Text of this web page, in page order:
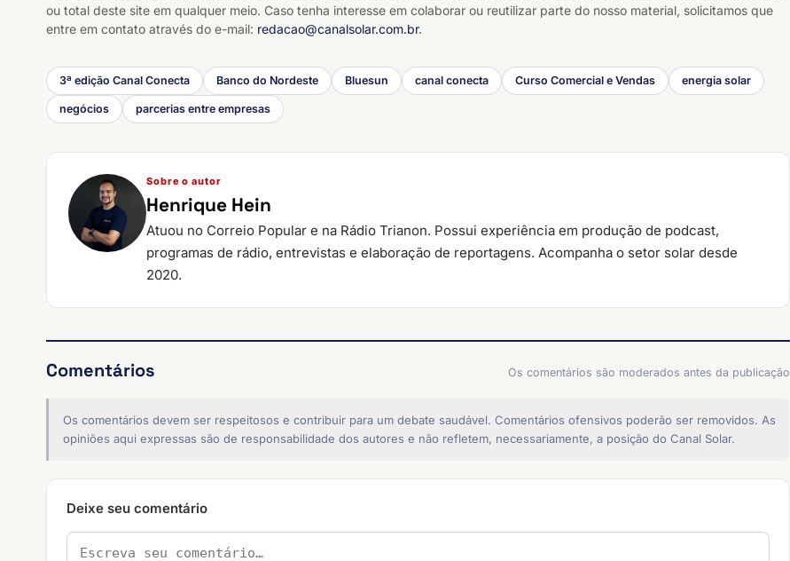
ou total deste site em qualquer meio. Caso tenha interesse em colaborar ou reutilizar parte do nosso material, solicitamos que
entre em contato através do e-mail: redacao@canalsolar.com.br.
3ª edição Canal Conecta Banco do Nordeste Bluesun canal conecta Curso Comercial e Vendas energia solar
negócios parcerias entre empresas
Sobre o autor
Henrique Hein
Atuou no Correio Popular e na Rádio Trianon. Possui experiência em produção de podcast,
programas de rádio, entrevistas e elaboração de reportagens. Acompanha o setor solar desde
2020.
Comentários Os comentários são moderados antes da publicação
Os comentários devem ser respeitosos e contribuir para um debate saudável. Comentários ofensivos poderão ser removidos. As
opiniões aqui expressas são de responsabilidade dos autores e não refletem, necessariamente, a posição do Canal Solar.
Deixe seu comentário